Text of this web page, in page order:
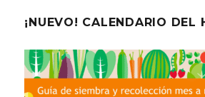
¡NUEVO! CALENDARIO DEL